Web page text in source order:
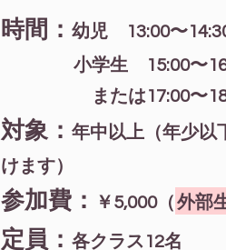
時間： 幼児 13:00〜
小学生 15:00〜
または17:00〜
対象： 年中以上（年少以
けます）
参加費： ￥5,000（外部
定員： 各クラス12名